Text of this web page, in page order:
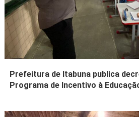
Prefeitura de Itabuna publica
Programa de Incentivo à